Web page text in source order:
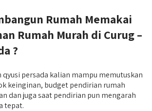
Rumah Memakai
Rumah Murah di Curug –
?
qyusi persada kalian mampu memutuskan
keinginan, budget pendirian rumah
dan juga saat pendirian pun mengarah
tepat.